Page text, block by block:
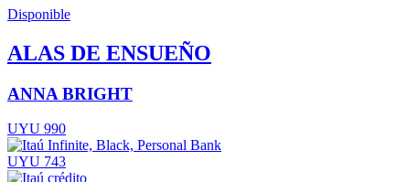
Disponible
ALAS DE ENSUEÑO
ANNA BRIGHT
UYU 990
UYU 743